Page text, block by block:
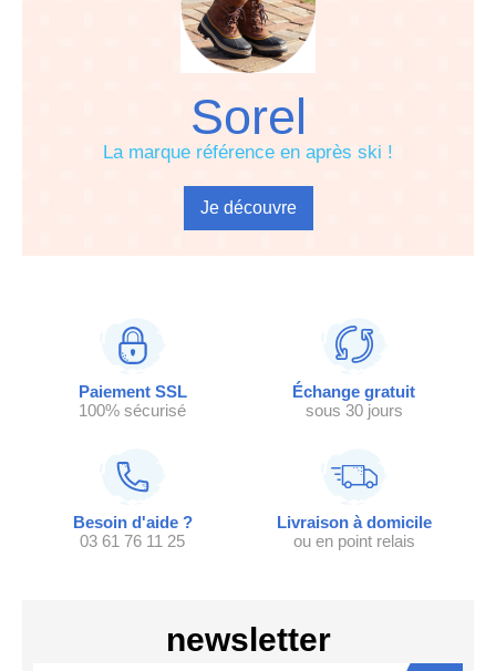
Sorel
La marque référence en après ski !
Je découvre
Paiement SSL
100% sécurisé
Échange gratuit
sous 30 jours
Besoin d'aide ?
03 61 76 11 25
Livraison à domicile
ou en point relais
newsletter